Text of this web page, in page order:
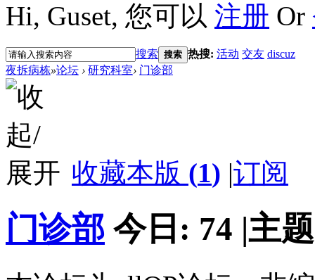
Hi, Guset, 您可以 注册 Or
搜索 搜索 热搜: 活动 交友 discuz
夜拆病栋»论坛 › 研究科室› 门诊部
收藏本版 (1) |订阅
门诊部 今日: 74 |主